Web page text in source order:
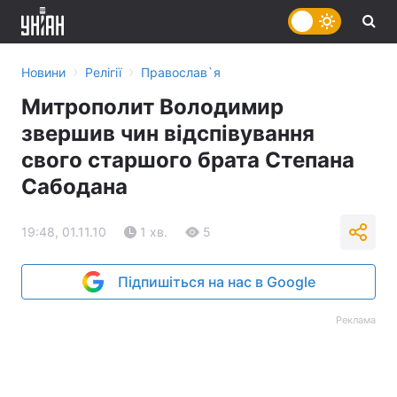
Новини › Релігії › Православ`я
Митрополит Володимир
звершив чин відспівування
свого старшого брата Степана
Сабодана
19:48, 01.11.10 1 хв. 5
Підпишіться на нас в Google
Реклама